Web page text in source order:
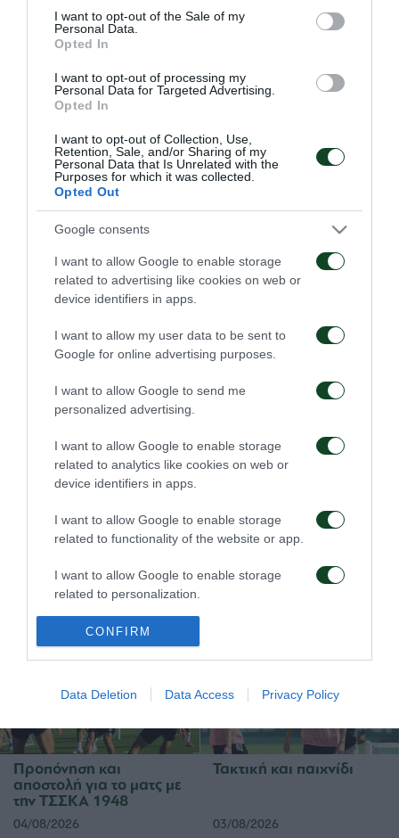
consent section.
I want to opt-out of the Sale of my
Personal Data.
Opted In
I want to opt-out of processing my
Personal Data for Targeted Advertising.
Opted In
I want to opt-out of Collection, Use,
Retention, Sale, and/or Sharing of my
Personal Data that Is Unrelated with the
Purposes for which it was collected.
Opted Out
Google consents
I want to allow Google to enable storage
related to advertising like cookies on web or
device identifiers in apps.
I want to allow my user data to be sent to
Google for online advertising purposes.
I want to allow Google to send me
personalized advertising.
I want to allow Google to enable storage
related to analytics like cookies on web or
device identifiers in apps.
I want to allow Google to enable storage
related to functionality of the website or app.
I want to allow Google to enable storage
related to personalization.
I want to allow Google to enable storage
related to security, including authentication
CONFIRM
Data Deletion Data Access Privacy Policy
Κολοβέτσιος, Σένκεφελντ, Κολοβός, Δώνης, Ζαχίντ,
Μπουζούκης, Περέα, Βέργος, Κουρμπέλης, Νούνες,
Σέχου, Πούγγουρας, Αλεξανδρόπουλος, Καμπετσής.
ΑΓΩΝΙΣΤΙΚΑ
Πρώτη προπόνηση για
06/08/2026
Για την πρόκριση στη
τα παιχνίδια με την
ΤΣΣΚΑ 1948
05/08/2026
τον Ανδρέα Τετέι
Προπόνηση και
αποστολή για το ματς με
την ΤΣΣΚΑ 1948
04/08/2026
Τακτική και παιχνίδι
03/08/2026